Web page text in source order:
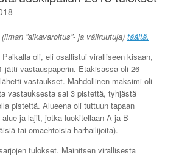
”aikavaroitus”- ja väliruutuja) täältä.
oli, eli osallistui viralliseen kisaan,
jätti vastauspaperin. Etäkisassa oli 26
vastaukset. Mahdollinen maksimi oli
vastauksesta sai 3 pistettä, tyhjästä
pistettä. Alueena oli tuttuun tapaan
alue ja lajit, jotka luokitellaan A ja B –
tai omaehtoisia harhailijoita).
tulokset. Mainitsen virallisesta